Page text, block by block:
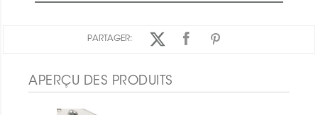
PARTAGER:
APERÇU DES PRODUITS